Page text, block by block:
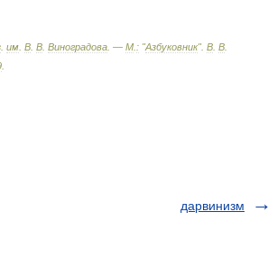
им В В Виноградова . — М : "Азбуковник". В В
дарвинизм